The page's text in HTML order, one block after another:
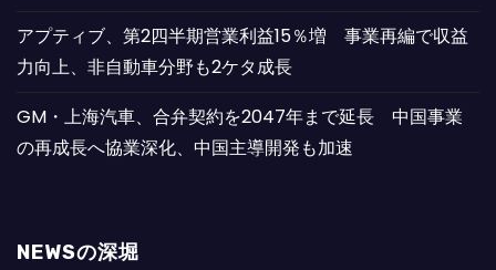
アプティブ、第2四半期営業利益15％増 事業再編で収益
力向上、非自動車分野も2ケタ成長
GM・上海汽車、合弁契約を2047年まで延長 中国事業
の再成長へ協業深化、中国主導開発も加速
NEWSの深堀